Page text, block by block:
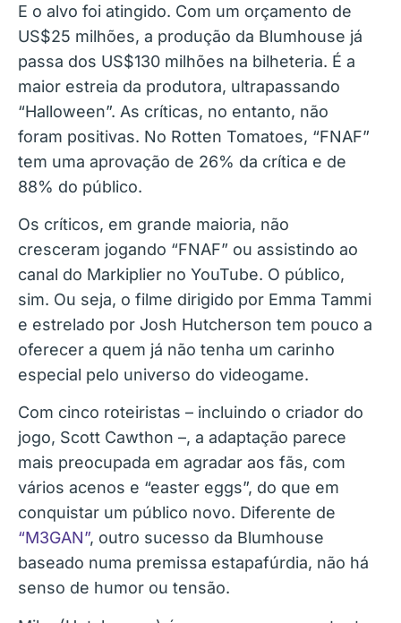
E o alvo foi atingido. Com um orçamento de
US$25 milhões, a produção da Blumhouse já
passa dos US$130 milhões na bilheteria. É a
maior estreia da produtora, ultrapassando
“Halloween”. As críticas, no entanto, não
foram positivas. No Rotten Tomatoes, “FNAF”
tem uma aprovação de 26% da crítica e de
88% do público.
Os críticos, em grande maioria, não
cresceram jogando “FNAF” ou assistindo ao
canal do Markiplier no YouTube. O público,
sim. Ou seja, o filme dirigido por Emma Tammi
e estrelado por Josh Hutcherson tem pouco a
oferecer a quem já não tenha um carinho
especial pelo universo do videogame.
Com cinco roteiristas – incluindo o criador do
jogo, Scott Cawthon –, a adaptação parece
mais preocupada em agradar aos fãs, com
vários acenos e “easter eggs”, do que em
conquistar um público novo. Diferente de
“M3GAN”, outro sucesso da Blumhouse
baseado numa premissa estapafúrdia, não há
senso de humor ou tensão.